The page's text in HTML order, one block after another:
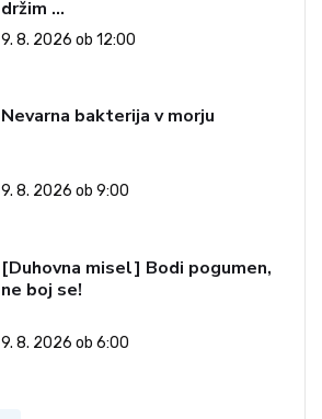
držim …
9. 8. 2026 ob 12:00
Nevarna bakterija v morju
9. 8. 2026 ob 9:00
[Duhovna misel] Bodi pogumen,
ne boj se!
9. 8. 2026 ob 6:00